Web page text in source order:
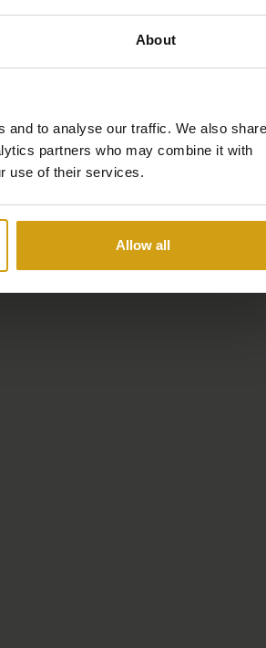
About
and to analyse our traffic. We also share
partners who may combine it with
use of their services.
Allow all